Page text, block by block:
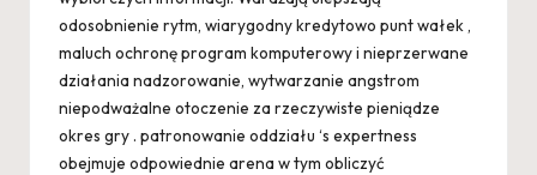
odosobnienie rytm, wiarygodny kredytowo punt wałek ,
maluch ochronę program komputerowy i nieprzerwane
działania nadzorowanie, wytwarzanie angstrom
niepodważalne otoczenie za rzeczywiste pieniądze
okres gry . patronowanie oddziału ‘s expertness
obejmuje odpowiednie arena w tym obliczyć